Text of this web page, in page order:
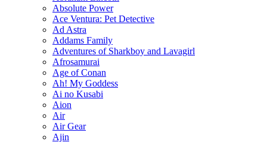
Absolute Power
Ace Ventura: Pet Detective
Ad Astra
Addams Family
Adventures of Sharkboy and Lavagirl
Afrosamurai
Age of Conan
Ah! My Goddess
Ai no Kusabi
Aion
Air
Air Gear
Ajin